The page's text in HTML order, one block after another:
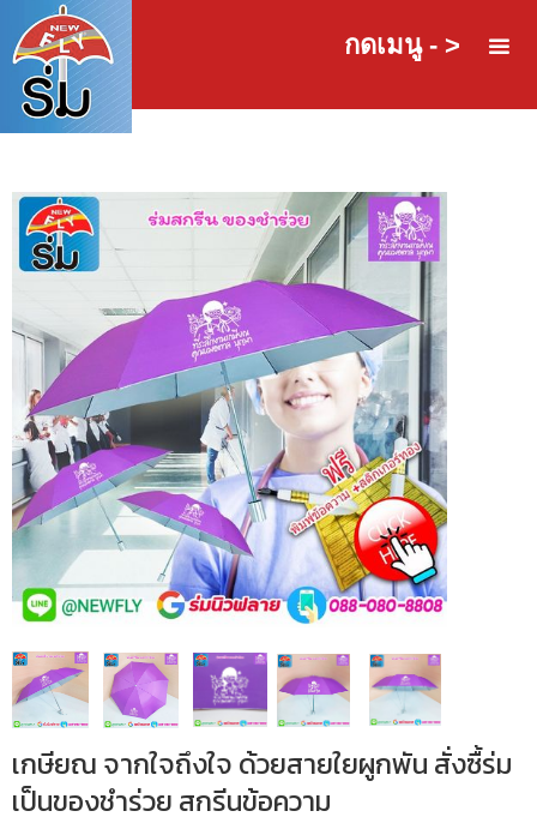
กดเมนู - >
เกษียณ จากใจถึงใจ ด้วยสายใยผูกพัน สั่งซื้ร่ม
เป็นของชำร่วย สกรีนข้อความ